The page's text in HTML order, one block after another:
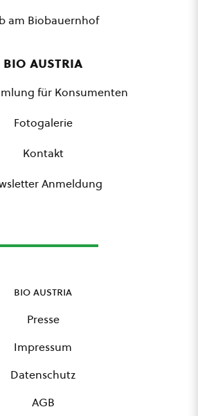
am Biobauernhof
bio austria
für Konsumenten
Fotogalerie
Kontakt
Anmeldung
bio austria
Presse
Impressum
Datenschutz
AGB